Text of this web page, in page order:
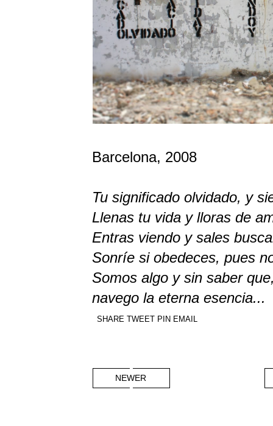
Barcelona, 2008
Tu significado olvidado, y
Llenas tu vida y lloras de
Entras viendo y sales
Sonríe si obedeces, pues
Somos algo y sin saber
navego la eterna esencia...
SHARE TWEET PIN EMAIL
NEWER